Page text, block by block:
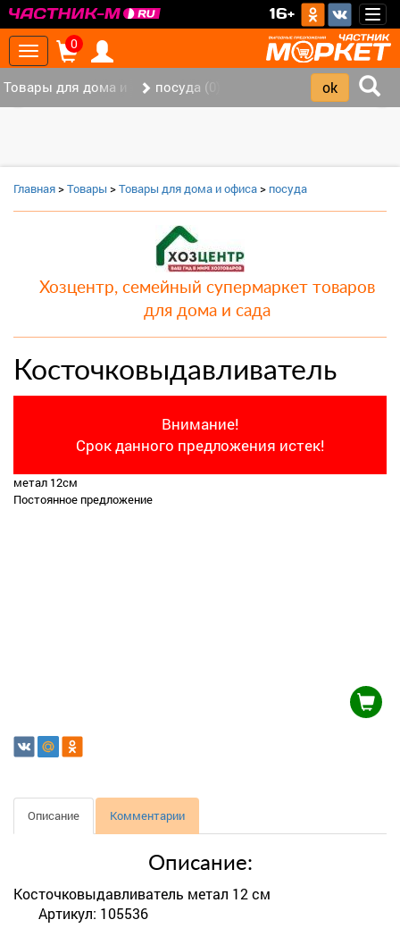
16+
Toggle
navigation
0
Товары для дома и офиса (8)
посуда (0)
Главная>Товары >Товары для дома и офиса> посуда
Хозцентр, семейный супермаркет товаров
для дома и сада
Косточковыдавливатель
Внимание!
Срок данного предложения истек!
метал 12см
Постоянное предложение
Описание Комментарии
Описание:
Косточковыдавливатель метал 12 см
Артикул: 105536
‹ ›